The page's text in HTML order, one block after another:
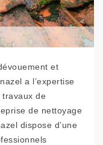
et
a l’expertise
de
de nettoyage
dispose d’une